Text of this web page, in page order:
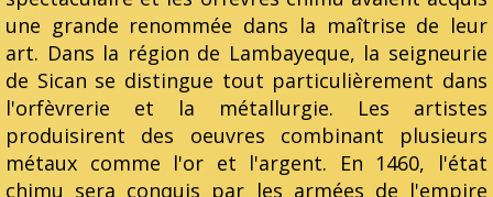
une grande renommée dans la maîtrise de leur
art. Dans la région de Lambayeque, la seigneurie
de Sican se distingue tout particulièrement dans
l'orfèvrerie et la métallurgie. Les artistes
produisirent des oeuvres combinant plusieurs
métaux comme l'or et l'argent. En 1460, l'état
chimu sera conquis par les armées de l'empire